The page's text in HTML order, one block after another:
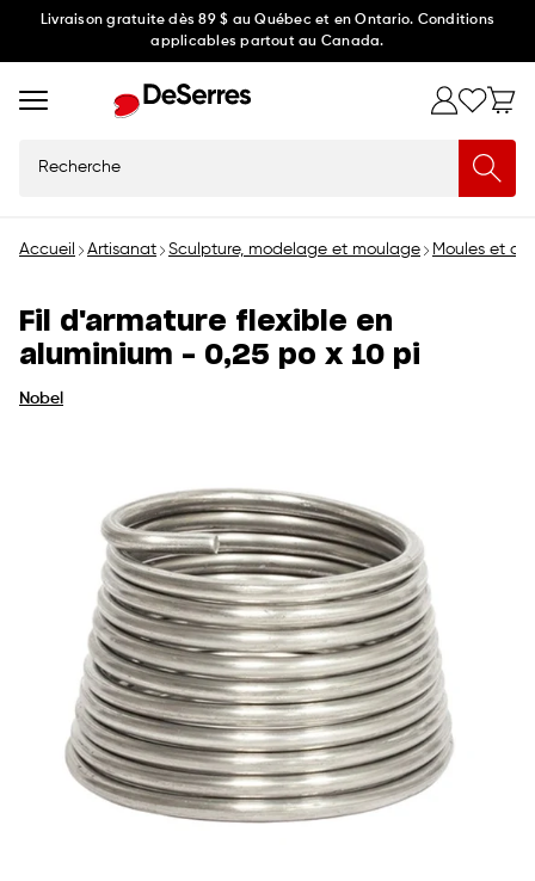
Ignorer
au
Livraison gratuite dès 89 $ au Québec et en Ontario. Conditions
applicables partout au Canada.
Accueil Artisanat Sculpture, modelage et moulage Moules et
Fil d'armature flexible en
aluminium - 0,25 po x 10 pi
Nobel